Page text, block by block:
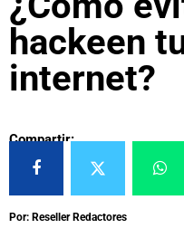
hackeen
internet?
Compartir:
Por: Reseller Redactores